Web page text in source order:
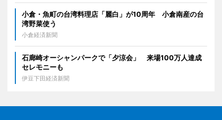
小倉・魚町の台湾料理店「麗白」が10周年 小倉南産の台
湾野菜使う
小倉経済新聞
石廊崎オーシャンパークで「夕涼会」 来場100万人達成
セレモニーも
伊豆下田経済新聞